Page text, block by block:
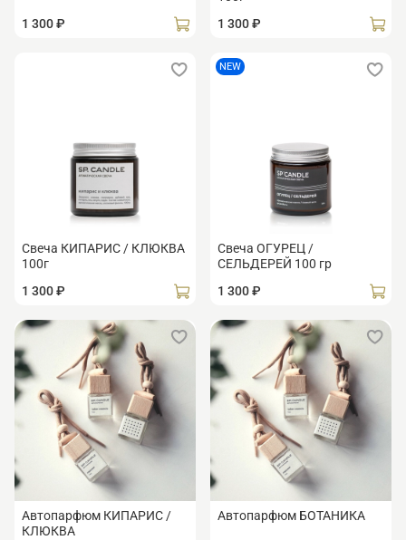
1 300 ₽
1 300 ₽
Свеча КИПАРИС / КЛЮКВА
100г
1 300 ₽
NEW
Свеча ОГУРЕЦ /
СЕЛЬДЕРЕЙ 100 гр
1 300 ₽
Автопарфюм КИПАРИС /
КЛЮКВА
Автопарфюм БОТАНИКА